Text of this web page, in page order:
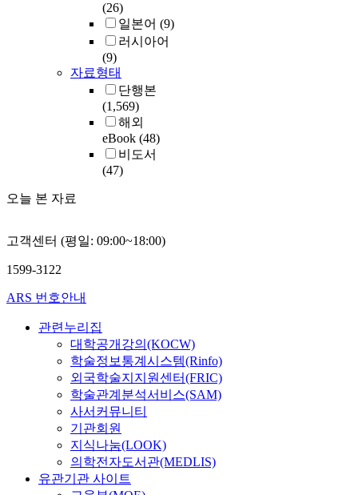
(26)
일본어 (9)
러시아어
(9)
자료형태
단행본
(1,569)
해외
eBook (48)
비도서
(47)
오늘 본 자료
고객센터 (평일: 09:00~18:00)
1599-3122
ARS 번호안내
관련누리집
대학공개강의(KOCW)
학술정보통계시스템(Rinfo)
외국학술지지원센터(FRIC)
학술관계분석서비스(SAM)
사서커뮤니티
기관회원
지식나눔(LOOK)
의학전자도서관(MEDLIS)
유관기관 사이트